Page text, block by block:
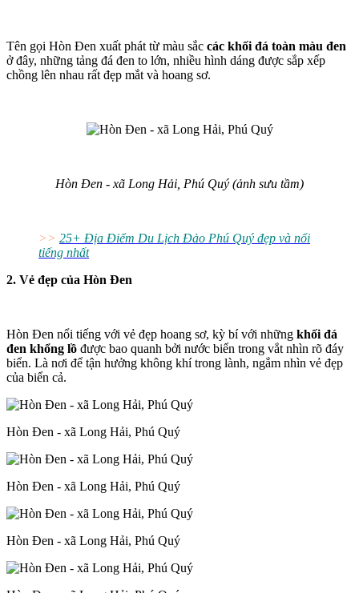
Tên gọi Hòn Đen xuất phát từ màu sắc các khối đá toàn màu đen
ở đây, những tảng đá đen to lớn, nhiều hình dáng được sắp xếp
chồng lên nhau rất đẹp mắt và hoang sơ.
Hòn Đen - xã Long Hải, Phú Quý (ảnh sưu tầm)
>> 25+ Địa Điểm Du Lịch Đảo Phú Quý đẹp và nổi
tiếng nhất
2. Vẻ đẹp của Hòn Đen
Hòn Đen nổi tiếng với vẻ đẹp hoang sơ, kỳ bí với những khối đá
đen khổng lồ được bao quanh bởi nước biển trong vắt nhìn rõ đáy
biển. Là nơi để tận hưởng không khí trong lành, ngắm nhìn vẻ đẹp
của biển cả.
Hòn Đen - xã Long Hải, Phú Quý
Hòn Đen - xã Long Hải, Phú Quý
Hòn Đen - xã Long Hải, Phú Quý